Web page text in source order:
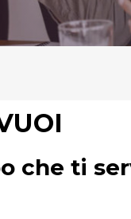
che ti